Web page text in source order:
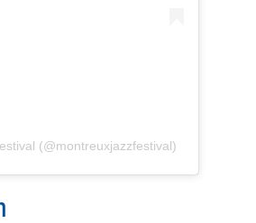
(@montreuxjazzfestival)